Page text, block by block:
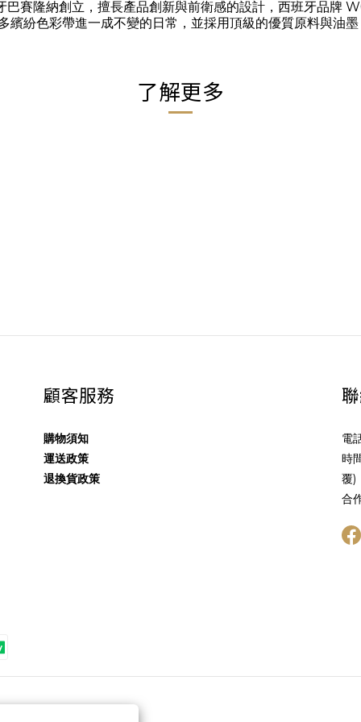
隆納創立，擅長產品創新與前衛感的設計，西班牙品牌
紛色彩帶進一成不變的日常，並採用頂級的優質原料與油墨
了解更多
顧客服務
購物須知
運送政策
退換貨政策
電
時
覆)
合